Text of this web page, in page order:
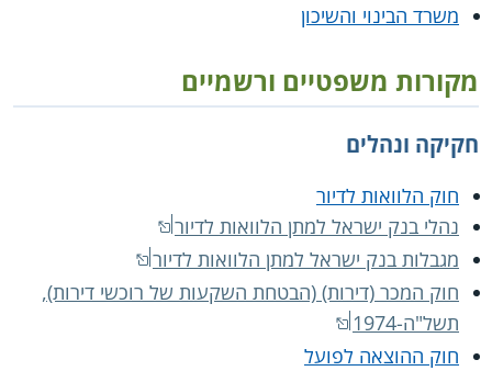
משרד הבינוי והשיכון
מקורות משפטיים ורשמיים
חקיקה ונהלים
חוק הלוואות לדיור
נהלי בנק ישראל למתן הלוואות לדיור
מגבלות בנק ישראל למתן הלוואות לדיור
חוק המכר (דירות) (הבטחת השקעות של רוכשי דירות),
תשל"ה-1974
חוק ההוצאה לפועל